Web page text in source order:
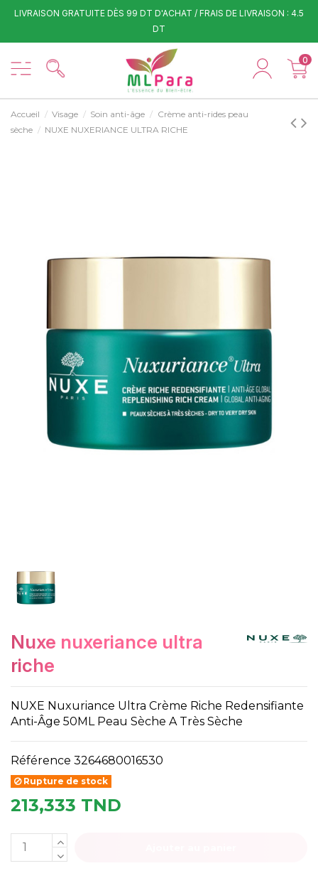
LIVRAISON GRATUITE DÈS 99 DT D'ACHAT / FRAIS DE LIVRAISON : 4.5
DT
0
Accueil Visage Soin anti-âge
Crème anti-rides peau
sèche
NUXE NUXERIANCE ULTRA RICHE
nuxe nuxeriance ultra
riche
NUXE Nuxuriance Ultra Crème Riche Redensifiante
Anti-Âge 50ML Peau Sèche A Très Sèche
Référence 3264680016530
Rupture de stock
213,333 TND